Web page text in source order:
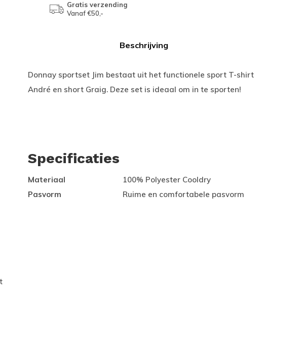
Gratis verzending
Vanaf €50,-
Beschrijving
Donnay sportset Jim bestaat uit het functionele sport T-shirt
André en short Graig. Deze set is ideaal om in te sporten!
Specificaties
Materiaal
100% Polyester Cooldry
Pasvorm
Ruime en comfortabele pasvorm